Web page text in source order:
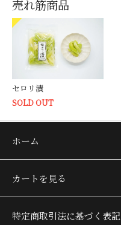
売れ筋商品
セロリ漬
SOLD OUT
ホーム
カートを見る
特定商取引法に基づく表記